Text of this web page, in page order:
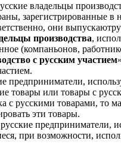
владельцы
зарегистрированные
они
производства,
(компаньонов,
с русским участием
предприниматели,
товары или товары с
с русскими товарами, то
эти товары.
предприниматели,
при возможности,